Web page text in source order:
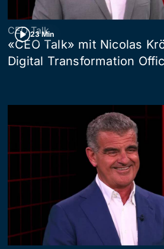
23 Min
CEO Talk
«CEO Talk» mit Nicolas
Digital Transformation